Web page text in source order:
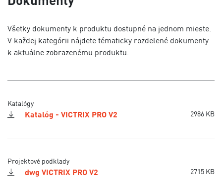
Všetky dokumenty k produktu dostupné na jednom mieste.
V každej kategórii nájdete tématicky rozdelené dokumenty
k aktuálne zobrazenému produktu.
Katalógy
Katalóg - VICTRIX PRO V2 2986 KB
Projektové podklady
dwg VICTRIX PRO V2 2715 KB